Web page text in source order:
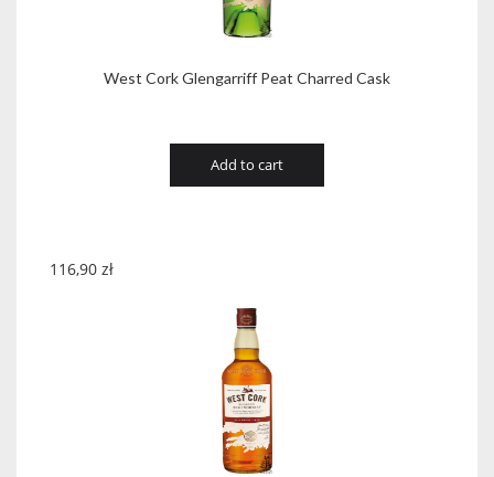
West Cork Glengarriff Peat Charred Cask
Add to cart
116,90 zł